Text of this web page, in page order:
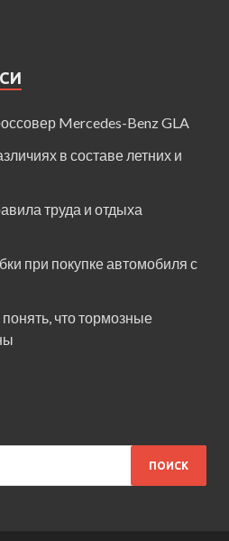
Mercedes-Benz GLA
в составе летних и
труда и отдыха
при покупке автомобиля с
понять, что тормозные